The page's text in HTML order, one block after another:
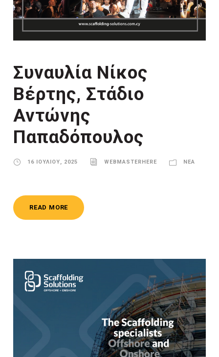
Συναυλία Νίκος
Βέρτης, Στάδιο
Αντώνης
Παπαδόπουλος
16 ΙΟΥΛΊΟΥ, 2025 WEBMASTERHERE ΝΈΑ
READ MORE